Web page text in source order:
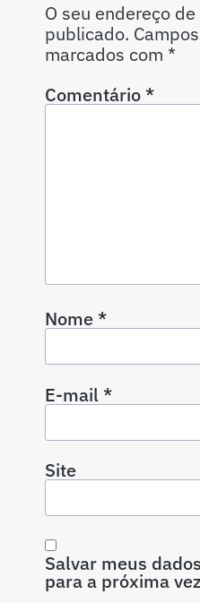
O seu endereço
publicado.
marcados com *
Comentário*
Nome*
E-mail*
Site
Salvar meus
para a próxima